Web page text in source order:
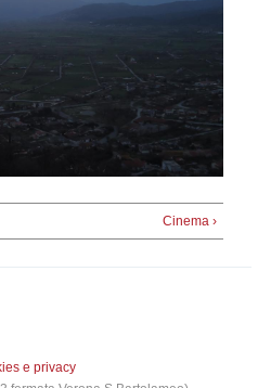
Cinema ›
e privacy